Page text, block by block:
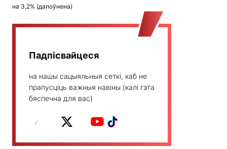
на 3,2% (дапоўнена)
Падпісвайцеся
на нашы сацыяльныя сеткі, каб не
прапусціць важныя навіны (калі гэта
бяспечна для вас)